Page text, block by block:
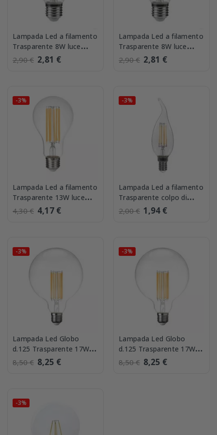
Lampada Led a filamento
Trasparente 8W luce
Calda Lampo FL60E27BC
2,90 € 2,81 €
Lampada Led a filamento
Trasparente 8W luce
Naturale Lampo
FL60E27BN
2,90 € 2,81 €
-3%
Lampada Led a filamento
Trasparente 13W luce
Calda Lampo FL70E27BC
4,30 € 4,17 €
-3%
Lampada Led a filamento
Trasparente colpo di
vento 6W luce Calda
Lampo FLCVE14BC
2,00 € 1,94 €
-3%
Lampada Led Globo
d.125 Trasparente 17W
luce Calda Lampo
FLGL17W125E27BC
8,50 € 8,25 €
-3%
Lampada Led Globo
d.125 Trasparente 17W
luce naturale Lampo
FLGL17W125E27BN
8,50 € 8,25 €
-3%